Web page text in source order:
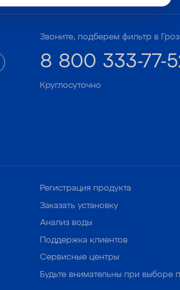
Звоните, подберем фильтр в
8 800 333-77-
Круглосуточно
Регистрация продукта
Заказать установку
Анализ воды
Поддержка клиентов
Сервисные центры
Будьте внимательны при выборе